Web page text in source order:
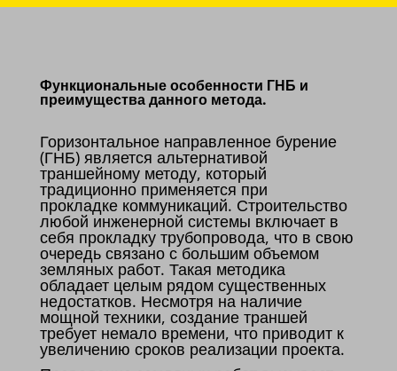
Функциональные особенности ГНБ и
преимущества данного метода.
Горизонтальное направленное бурение
(ГНБ) является альтернативой
траншейному методу, который
традиционно применяется при
прокладке коммуникаций. Строительство
любой инженерной системы включает в
себя прокладку трубопровода, что в свою
очередь связано с большим объемом
земляных работ. Такая методика
обладает целым рядом существенных
недостатков. Несмотря на наличие
мощной техники, создание траншей
требует немало времени, что приводит к
увеличению сроков реализации проекта.